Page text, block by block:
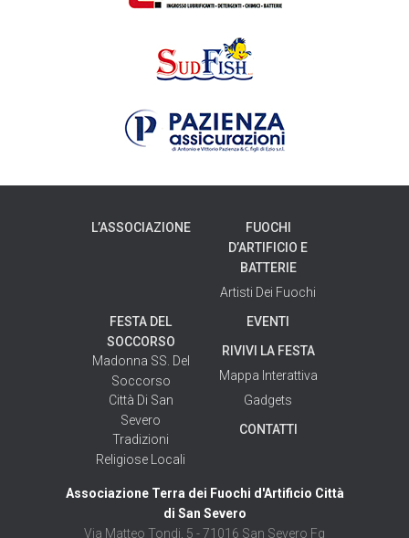
L’ASSOCIAZIONE
FUOCHI
D’ARTIFICIO E
BATTERIE
Artisti Dei Fuochi
FESTA DEL
SOCCORSO
Madonna SS. Del
Soccorso
Città Di San
Severo
Tradizioni
Religiose Locali
EVENTI
RIVIVI LA FESTA
Mappa Interattiva
Gadgets
CONTATTI
Associazione Terra dei Fuochi d'Artificio Città
di San Severo
Via Matteo Tondi, 5 - 71016 San Severo Fg